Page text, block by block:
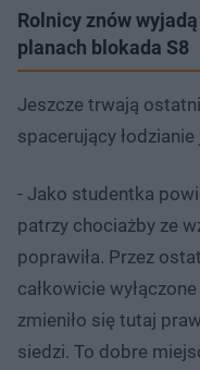
Rolnicy znów
planach blokada S8
Jeszcze trwają
spacerujący
- Jako studentka
patrzy chociażby ze
poprawiła. Przez
całkowicie
zmieniło się tutaj
siedzi. To dobre